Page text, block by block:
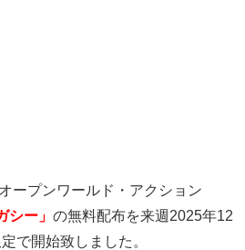
ープンワールド・アクション
シー」 の無料配布を来週2025年12
で開始致しました。